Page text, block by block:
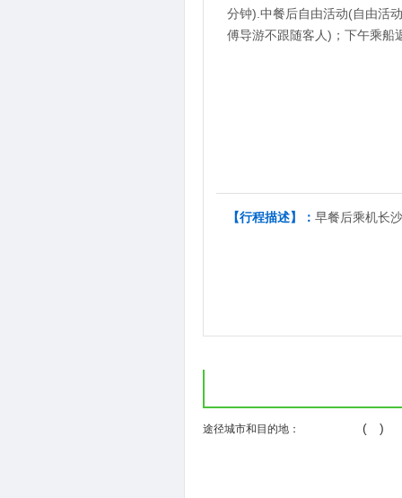
分钟).中餐后自由活动(自由活
傅导游不跟随客人)；下午乘船
【行程描述】： 早餐后乘机长
途径城市和目的地： ( )